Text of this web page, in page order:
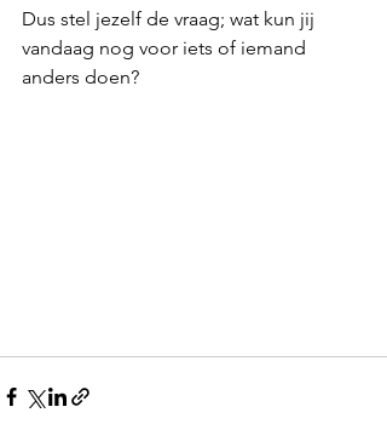
Dus stel jezelf de vraag; wat kun jij
vandaag nog voor iets of iemand
anders doen?